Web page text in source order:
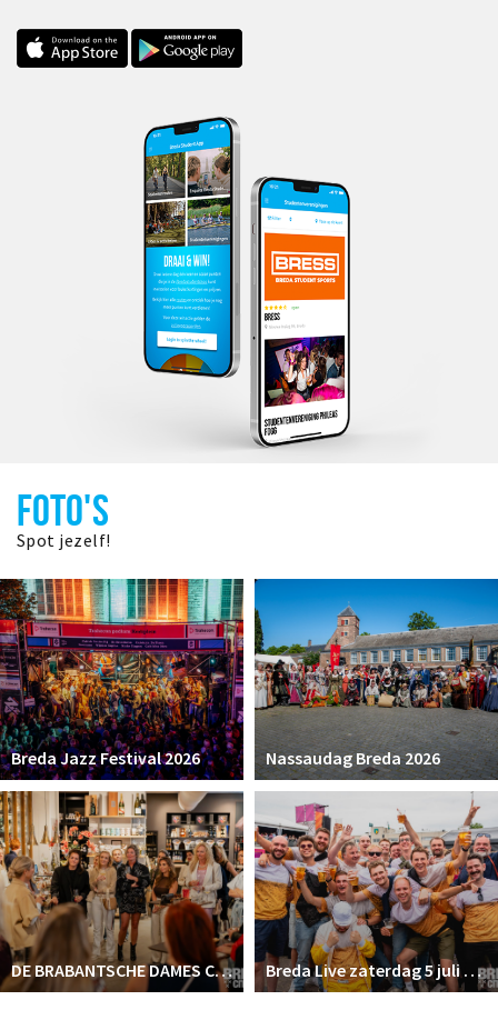
FOTO'S
Spot jezelf!
Breda Jazz Festival 2026 Nassaudag Breda 2026
DE BRABANTSCHE DAMES CLUB Breda Live zaterdag 5 juli 2025